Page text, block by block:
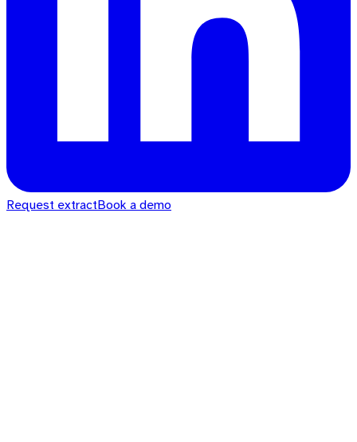
Request extractBook a demo